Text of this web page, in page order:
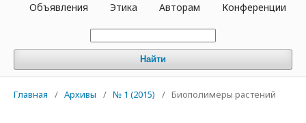
Объявления Этика Авторам Конференции
Найти
Главная / Архивы / № 1 (2015) / Биополимеры растений